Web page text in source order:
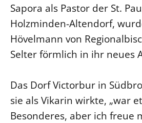
Sapora als Pastor der St.
Holzminden-Altendorf,
Hövelmann von
Selter förmlich in ihr neues
Das Dorf Victorbur in
sie als Vikarin wirkte, „war
Besonderes, aber ich freue
Beschwerdestellen
Ephoralbüro
Finanzplanung
IT-Service
Corporate Design
Interventionsplan